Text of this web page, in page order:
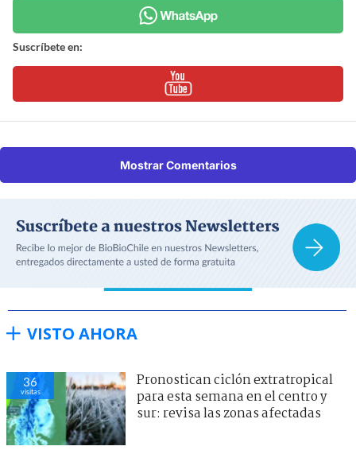
Suscríbete en:
Mostrar Comentarios
VISTO AHORA
36
visitas
Pronostican ciclón extratropical
para esta semana en el centro y
sur: revisa las zonas afectadas